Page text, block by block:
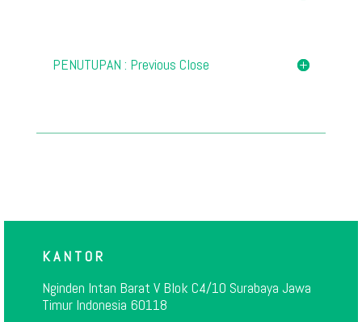
PENUTUPAN : Previous Close
K A N T O R
Nginden Intan Barat V Blok C4/10 Surabaya Jawa
Timur Indonesia 60118